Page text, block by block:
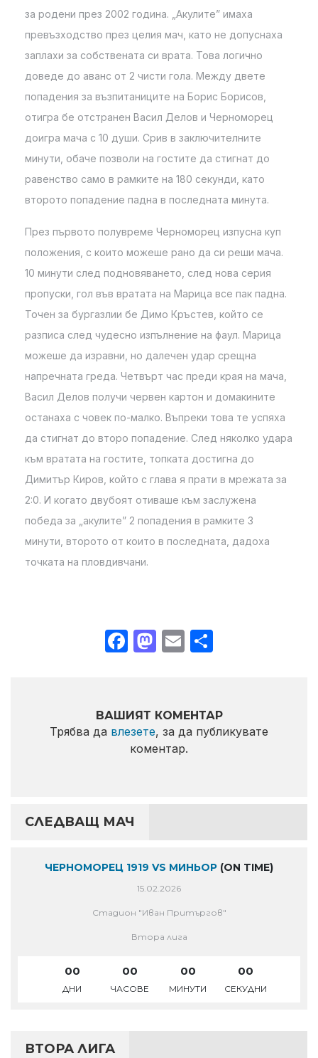
за родени през 2002 година. „Акулите” имаха
превъзходство през целия мач, като не допуснаха
заплахи за собствената си врата. Това логично
доведе до аванс от 2 чисти гола. Между двете
попадения за възпитаниците на Борис Борисов,
отигра бе отстранен Васил Делов и Черноморец
доигра мача с 10 души. Срив в заключителните
минути, обаче позволи на гостите да стигнат до
равенство само в рамките на 180 секунди, като
второто попадение падна в последната минута.
През първото полувреме Черноморец изпусна куп
положения, с които можеше рано да си реши мача.
10 минути след подновяването, след нова серия
пропуски, гол във вратата на Марица все пак падна.
Точен за бургазлии бе Димо Кръстев, който се
разписа след чудесно изпълнение на фаул. Марица
можеше да изравни, но далечен удар срещна
напречната греда. Четвърт час преди края на мача,
Васил Делов получи червен картон и домакините
останаха с човек по-малко. Въпреки това те успяха
да стигнат до второ попадение. След няколко удара
към вратата на гостите, топката достигна до
Димитър Киров, който с глава я прати в мрежата за
2:0. И когато двубоят отиваше към заслужена
победа за „акулите” 2 попадения в рамките 3
минути, второто от които в последната, дадоха
точката на пловдивчани.
Facebook
Mastodon
Email
ВАШИЯТ КОМЕНТАР
Трябва да влезете, за да публикувате
коментар.
СЛЕДВАЩ МАЧ
ЧЕРНОМОРЕЦ 1919 VS МИНЬОР (ON TIME)
15.02.2026
Стадион "Иван Притъргов"
Втора лига
00
ДНИ
00
ЧАСОВЕ
00
МИНУТИ
00
СЕКУДНИ
ВТОРА ЛИГА